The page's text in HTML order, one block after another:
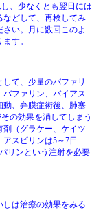
、少なくとも翌日には
などして、再検してみ
い。月に数回このよ
す。
て、少量のバファリ
ファリン、バイアス
動、弁膜症術後、肺塞
の効果を消してしまう
（グラケー、ケイツ
スピリンは5～7日
リンという注射を必要
は治療の効果をみる